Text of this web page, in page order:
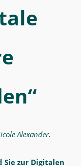
Alexander.
Sie zur Digitalen